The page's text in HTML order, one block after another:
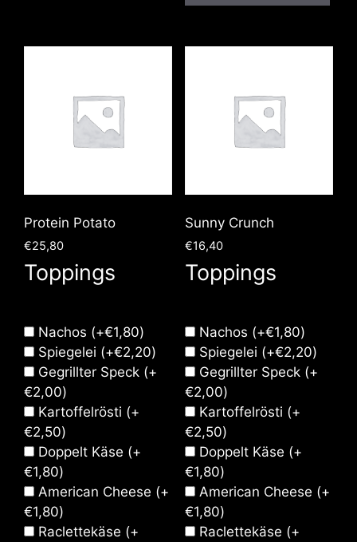
Protein Potato
€25,80
Toppings
Nachos (+€1,80)
Spiegelei (+€2,20)
Gegrillter Speck (+
€2,00)
Kartoffelrösti (+
€2,50)
Doppelt Käse (+
€1,80)
American Cheese (+
€1,80)
Raclettekäse (+
Sunny Crunch
€16,40
Toppings
Nachos (+€1,80)
Spiegelei (+€2,20)
Gegrillter Speck (+
€2,00)
Kartoffelrösti (+
€2,50)
Doppelt Käse (+
€1,80)
American Cheese (+
€1,80)
Raclettekäse (+